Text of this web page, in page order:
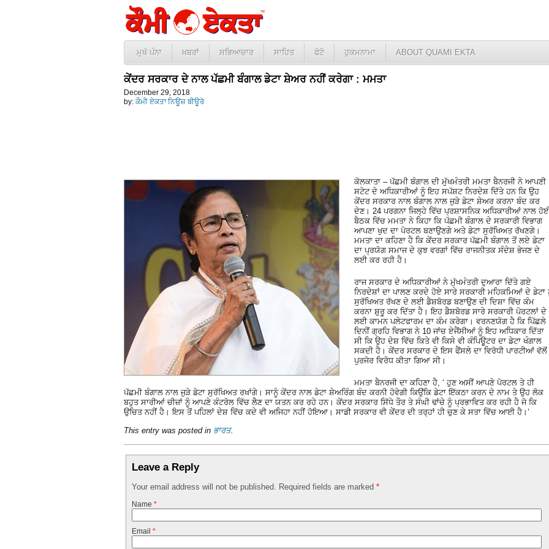
ਮੁਖੱ ਪੰਨਾ ਖ਼ਬਰਾਂ ਸਭਿਆਚਾਰ ਸਾਹਿਤ ਫੋਟੋ ਹੁਕਮਨਾਮਾ ABOUT QUAMI EKTA
ਕੇਂਦਰ ਸਰਕਾਰ ਦੇ ਨਾਲ ਪੱਛਮੀ ਬੰਗਾਲ ਡੇਟਾ ਸ਼ੇਅਰ ਨਹੀਂ ਕਰੇਗਾ : ਮਮਤਾ
December 29, 2018
by: ਕੌਮੀ ਏਕਤਾ ਨਿਊਜ਼ ਬੀਊਰੋ
ਕੋਲਕਾਤਾ – ਪੱਛਮੀ ਬੰਗਾਲ ਦੀ ਮੁੱਖਮੰਤਰੀ ਮਮਤਾ ਬੈਨਰਜੀ ਨੇ ਆਪਣੀ
ਸਟੇਟ ਦੇ ਅਧਿਕਾਰੀਆਂ ਨੂੰ ਇਹ ਸਪੱਸ਼ਟ ਨਿਰਦੇਸ਼ ਦਿੱਤੇ ਹਨ ਕਿ ਉਹ
ਕੇਂਦਰ ਸਰਕਾਰ ਨਾਲ ਬੰਗਾਲ ਨਾਲ ਜੁੜੇ ਡੇਟਾ ਸ਼ੇਅਰ ਕਰਨਾ ਬੰਦ ਕਰ
ਦੇਣ। 24 ਪਰਗਨਾ ਜਿਲ੍ਹੇ ਵਿੱਚ ਪ੍ਰਸ਼ਾਸਨਿਕ ਅਧਿਕਾਰੀਆਂ ਨਾਲ
ਬੈਠਕ ਵਿੱਚ ਮਮਤਾ ਨੇ ਕਿਹਾ ਕਿ ਪੱਛਮੀ ਬੰਗਾਲ ਦੇ ਸਰਕਾਰੀ ਵਿਭਾਗ
ਆਪਣਾ ਖੁਦ ਦਾ ਪੋਰਟਲ ਬਣਾਉਣਗੇ ਅਤੇ ਡੇਟਾ ਸੁਰੱਖਿਅਤ ਰੱਖਣਗੇ।
ਮਮਤਾ ਦਾ ਕਹਿਣਾ ਹੈ ਕਿ ਕੇਂਦਰ ਸਰਕਾਰ ਪੱਛਮੀ ਬੰਗਾਲ ਤੋਂ ਲਏ ਡੇਟਾ
ਦਾ ਪ੍ਰਯੋਗ ਸਮਾਜ ਦੇ ਕੁਝ ਵਰਗਾਂ ਵਿੱਚ ਰਾਜਨੀਤਕ ਸੰਦੇਸ਼ ਭੇਜਣ ਦੇ
ਲਈ ਕਰ ਰਹੀ ਹੈ।
ਰਾਜ ਸਰਕਾਰ ਦੇ ਅਧਿਕਾਰੀਆਂ ਨੇ ਮੁੱਖਮੰਤਰੀ ਦੁਆਰਾ ਦਿੱਤੇ ਗਏ
ਨਿਰਦੇਸ਼ਾਂ ਦਾ ਪਾਲਣ ਕਰਦੇ ਹੋਏ ਸਾਰੇ ਸਰਕਾਰੀ ਮਹਿਕਮਿਆਂ ਦੇ ਡੇਟਾ
ਸੁਰੱਖਿਅਤ ਰੱਖਣ ਦੇ ਲਈ ਡੈਸ਼ਬੋਰਡ ਬਣਾਉਣ ਦੀ ਦਿਸ਼ਾ ਵਿੱਚ ਕੰਮ
ਕਰਨਾ ਸ਼ੁਰੂ ਕਰ ਦਿੱਤਾ ਹੈ। ਇਹ ਡੈਸ਼ਬੋਰਡ ਸਾਰੇ ਸਰਕਾਰੀ ਪੋਰਟਲਾਂ ਦੇ
ਲਈ ਕਾਮਨ ਪਲੇਟਫਾਰਮ ਦਾ ਕੰਮ ਕਰੇਗਾ। ਵਰਨਣਯੋਗ ਹੈ ਕਿ ਪਿੱਛਲੇ
ਦਿਨੀਂ ਗ੍ਰਹਿ ਵਿਭਾਗ ਨੇ 10 ਜਾਂਚ ਏਜੈਂਸੀਆਂ ਨੂੰ ਇਹ ਅਧਿਕਾਰ ਦਿੱਤਾ
ਸੀ ਕਿ ਉਹ ਦੇਸ਼ ਵਿੱਚ ਕਿਤੇ ਵੀ ਕਿਸੇ ਵੀ ਕੰਪਿਊਟਰ ਦਾ ਡੇਟਾ ਖੰਗਾਲ
ਸਕਦੀ ਹੈ। ਕੇਂਦਰ ਸਰਕਾਰ ਦੇ ਇਸ ਫੈਂਸਲੇ ਦਾ ਵਿਰੋਧੀ ਪਾਰਟੀਆਂ ਵੱਲੋਂ
ਪੁਰਜੋਰ ਵਿਰੋਧ ਕੀਤਾ ਗਿਆ ਸੀ।
ਮਮਤਾ ਬੈਨਰਜੀ ਦਾ ਕਹਿਣਾ ਹੈ, ‘ ਹੁਣ ਅਸੀਂ ਆਪਣੇ ਪੋਰਟਲ ਤੇ ਹੀ
ਪੱਛਮੀ ਬੰਗਾਲ ਨਾਲ ਜੁੜੇ ਡੇਟਾ ਸੁਰੱਖਿਅਤ ਰਖਾਂਗੇ। ਸਾਨੂੰ ਕੇਂਦਰ ਨਾਲ ਡੇਟਾ ਸ਼ੇਅਰਿੰਗ ਬੰਦ ਕਰਨੀ ਹੋਵੇਗੀ ਕਿਉਂਕਿ ਡੇਟਾ ਇੱਕਠਾ ਕਰਨ ਦੇ ਨਾਮ ਤੇ ਉਹ ਲੋਕ
ਬਹੁਤ ਸਾਰੀਆਂ ਚੀਜ਼ਾਂ ਨੂੰ ਆਪਣੇ ਕੰਟਰੋਲ ਵਿੱਚ ਲੈਣ ਦਾ ਯਤਨ ਕਰ ਰਹੇ ਹਨ। ਕੇਂਦਰ ਸਰਕਾਰ ਸਿੱਧੇ ਤੌਰ ਤੇ ਸੰਘੀ ਢਾਂਚੇ ਨੂੰ ਪ੍ਰਭਾਵਿਤ ਕਰ ਰਹੀ ਹੈ ਜੋ ਕਿ
ਉਚਿਤ ਨਹੀਂ ਹੈ। ਇਸ ਤੋਂ ਪਹਿਲਾਂ ਦੇਸ਼ ਵਿੱਚ ਕਦੇ ਵੀ ਅਜਿਹਾ ਨਹੀਂ ਹੋਇਆ। ਸਾਡੀ ਸਰਕਾਰ ਵੀ ਕੇਂਦਰ ਦੀ ਤਰ੍ਹਾਂ ਹੀ ਚੁਣ ਕੇ ਸਤਾ ਵਿੱਚ ਆਈ ਹੈ।’
This entry was posted in ਭਾਰਤ.
Leave a Reply
Your email address will not be published. Required fields are marked *
Name *
Email *